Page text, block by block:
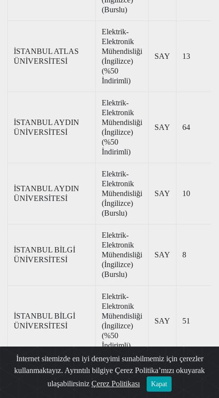
(Burslu)
İSTANBUL ATLAS
ÜNİVERSİTESİ
Elektrik-
Elektronik
Mühendisliği
(İngilizce)
(%50
İndirimli)
SAY 13
İSTANBUL AYDIN
ÜNİVERSİTESİ
Elektrik-
Elektronik
Mühendisliği
(İngilizce)
(%50
İndirimli)
SAY 64
İSTANBUL AYDIN
ÜNİVERSİTESİ
Elektrik-
Elektronik
Mühendisliği
(İngilizce)
(Burslu)
SAY 10
İSTANBUL BİLGİ
ÜNİVERSİTESİ
Elektrik-
Elektronik
Mühendisliği
(İngilizce)
(Burslu)
SAY 8
İSTANBUL BİLGİ
ÜNİVERSİTESİ
Elektrik-
Elektronik
Mühendisliği
(İngilizce)
(%50
İndirimli)
SAY 51
İSTANBUL
ESENYURT
Elektrik-
Elektronik
Mühendisliği
SAY
İnternet sitemizde en iyi deneyimi sunabilmemiz için çerezler
kullanmaktayız. Ayrıntılı bilgiye Çerez Politika’mızı okuyarak
ulaşabilirsiniz Çerez Politikası Kapat